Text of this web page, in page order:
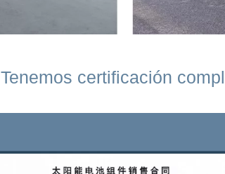
Tenemos certificación